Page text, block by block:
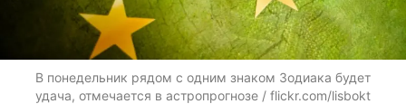
В понедельник рядом с одним знаком Зодиака будет
удача, отмечается в астропрогнозе / flickr.com/lisbokt